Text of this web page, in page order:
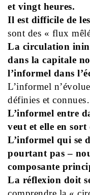
et vingt heures.
Il est difficile de
sont des « flux
La circulation
dans la capitale
l’informel dans
L’informel
définies et
L’informel entre
veut et elle en
L’informel qui se
pourtant pas –
composante
La réflexion doit